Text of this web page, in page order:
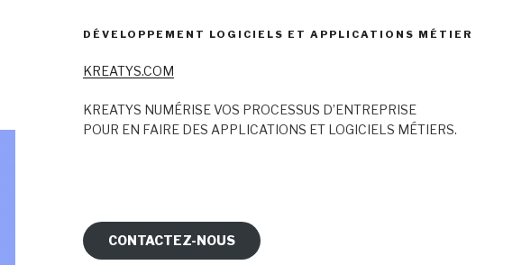
DÉVELOPPEMENT LOGICIELS ET APPLICATIONS MÉTIER
KREATYS.COM
KREATYS NUMÉRISE VOS PROCESSUS D’ENTREPRISE
POUR EN FAIRE DES APPLICATIONS ET LOGICIELS MÉTIERS.
CONTACTEZ-NOUS